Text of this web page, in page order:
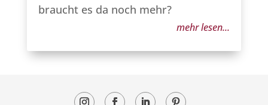
braucht es da noch mehr?
mehr lesen...